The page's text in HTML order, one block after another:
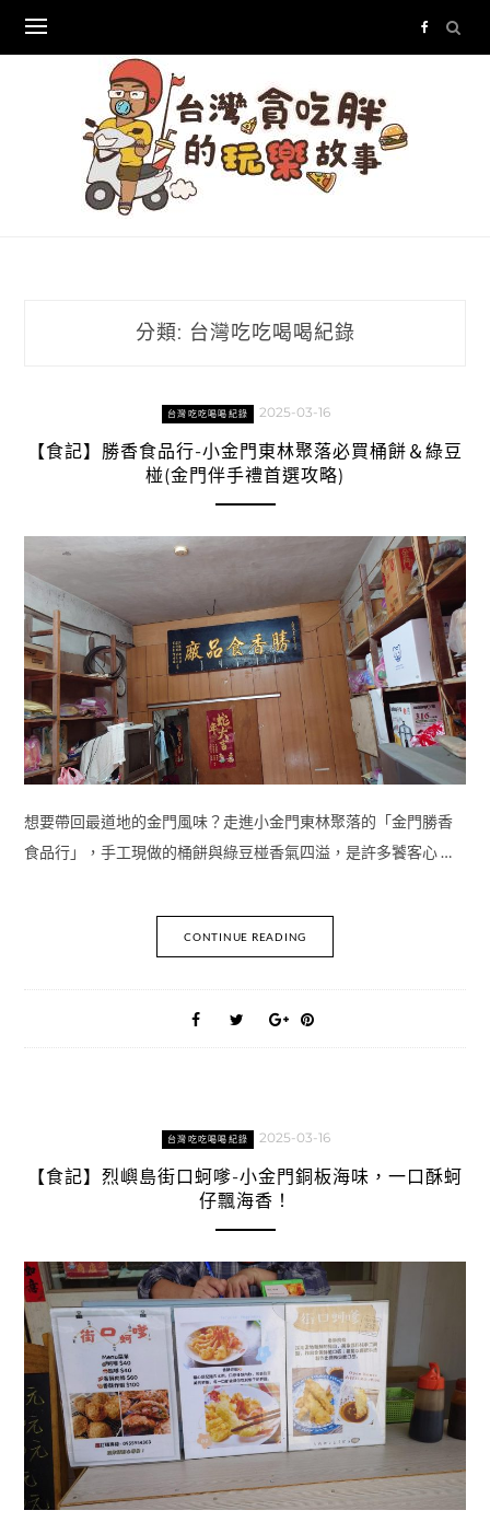
content
分類: 台灣吃吃喝喝紀錄
台灣吃吃喝喝紀錄 2025-03-16
【食記】勝香食品行-小金門東林聚落必買桶餅＆綠豆
椪(金門伴手禮首選攻略)
想要帶回最道地的金門風味？走進小金門東林聚落的「金門勝香
食品行」，手工現做的桶餅與綠豆椪香氣四溢，是許多饕客心 …
CONTINUE READING
台灣吃吃喝喝紀錄 2025-03-16
【食記】烈嶼島街口蚵嗲-小金門銅板海味，一口酥蚵
仔飄海香！